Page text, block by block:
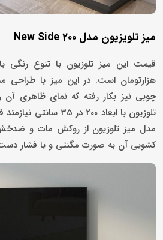
میز تلویزیون مدل New Side 200
هزارتومان است. در این میز با طراحی
چوبی نیز بکار رفته که نمای ظاهری
تلوزیون با ابعاد 200
مدل میز تلوزیون از روکش مات و
کشویی آن به صورت مگنتی و با فشار